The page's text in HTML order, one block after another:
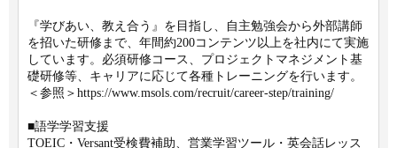
『学びあい、教え合う』を目指し、自主勉強会から外部講師
を招いた研修まで、年間約200コンテンツ以上を社内にて実施
しています。必須研修コース、プロジェクトマネジメント基
礎研修等、キャリアに応じて各種トレーニングを行います。
＜参照＞https://www.msols.com/recruit/career-step/training/
■語学学習支援
TOEIC・Versant受検費補助、営業学習ツール・英会話レッス